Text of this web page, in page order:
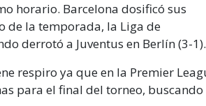
horario. Barcelona dosificó sus
de la temporada, la Liga de
derrotó a Juventus en Berlín (3-1).
respiro ya que en la Premier
para el final del torneo, buscando